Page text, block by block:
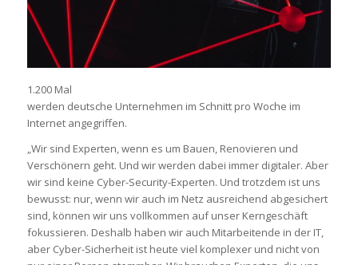
1.200 Mal
werden deutsche Unternehmen im Schnitt pro Woche im
Internet angegriffen.
„Wir sind Experten, wenn es um Bauen, Renovieren und
Verschönern geht. Und wir werden dabei immer digitaler. Aber
wir sind keine Cyber-Security-Experten. Und trotzdem ist uns
bewusst: nur, wenn wir auch im Netz ausreichend abgesichert
sind, können wir uns vollkommen auf unser Kerngeschäft
fokussieren. Deshalb haben wir auch Mitarbeitende in der IT,
aber Cyber-Sicherheit ist heute viel komplexer und nicht von